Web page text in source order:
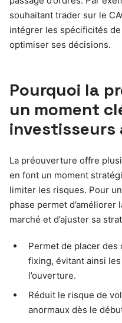
souhaitant trader sur le
intégrer les spécificités
optimiser ses décisions.
Pourquoi la
un moment
investisseurs
La préouverture offre
en font un moment
limiter les risques. Pour
phase permet
marché et d’ajuster sa
Permet de placer
fixing, évitant ainsi
l’ouverture.
Réduit le risque de
anormaux dès le